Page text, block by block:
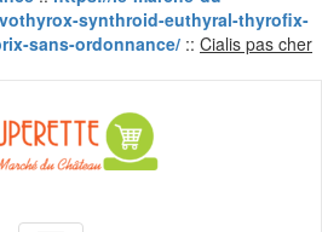
synthroid-euthyral-thyrofix-
sans-ordonnance/ :: Cialis pas cher